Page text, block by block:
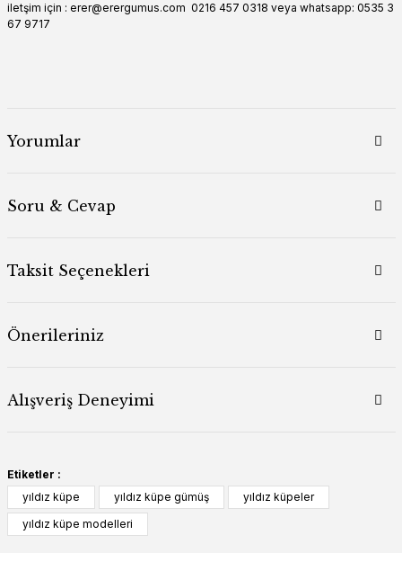
iletşim için : erer@erergumus.com 0216 457 0318 veya whatsapp: 0535 3
67 9717
Yorumlar
Soru & Cevap
Taksit Seçenekleri
Önerileriniz
Alışveriş Deneyimi
Etiketler :
yıldız küpe
yıldız küpe gümüş
yıldız küpeler
yıldız küpe modelleri